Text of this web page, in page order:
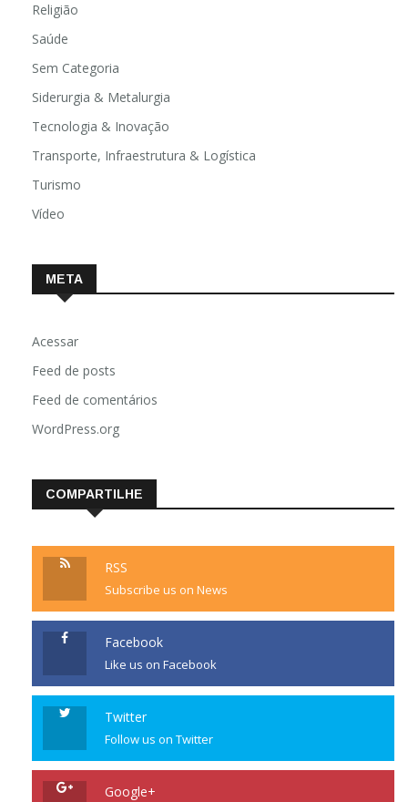
Religião
Saúde
Sem Categoria
Siderurgia & Metalurgia
Tecnologia & Inovação
Transporte, Infraestrutura & Logística
Turismo
Vídeo
META
Acessar
Feed de posts
Feed de comentários
WordPress.org
COMPARTILHE
RSS
Subscribe us on News
Facebook
Like us on Facebook
Twitter
Follow us on Twitter
Google+